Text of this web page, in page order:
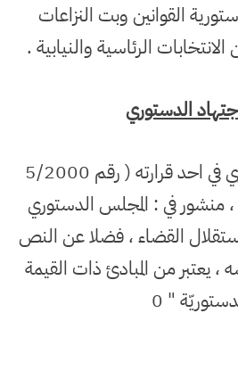
القوانين وبت النزاعات
الرئاسية والنيابية .
الدستوري
رأي المجلس الدستوري في احد قرارته ( رقم 5/2000
27/6/2000 ، منشور في : المجلس الدستوري
) ان استقلال القضاء ، فضلا عن النص
يعتبر من المبادئ ذات القيمة
" 0